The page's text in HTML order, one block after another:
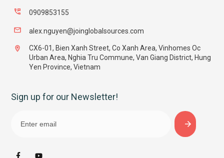
0909853155
alex.nguyen@joinglobalsources.com
CX6-01, Bien Xanh Street, Co Xanh Area, Vinhomes Oc
Urban Area, Nghia Tru Commune, Van Giang District, Hung
Yen Province, Vietnam
Sign up for our Newsletter!